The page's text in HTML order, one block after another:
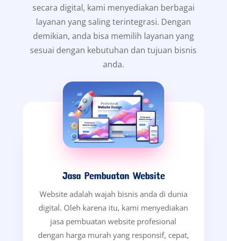
secara digital, kami menyediakan berbagai
layanan yang saling terintegrasi. Dengan
demikian, anda bisa memilih layanan yang
sesuai dengan kebutuhan dan tujuan bisnis
anda.
Jasa Pembuatan Website
Website adalah wajah bisnis anda di dunia
digital. Oleh karena itu, kami menyediakan
jasa pembuatan website profesional
dengan harga murah yang responsif, cepat,